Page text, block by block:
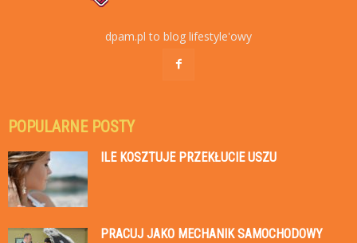
dpam.pl to blog lifestyle'owy
POPULARNE POSTY
ILE KOSZTUJE PRZEKŁUCIE USZU
PRACUJ JAKO MECHANIK SAMOCHODOWY